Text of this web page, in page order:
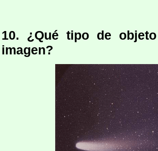
10. ¿Qué tipo de
imagen?